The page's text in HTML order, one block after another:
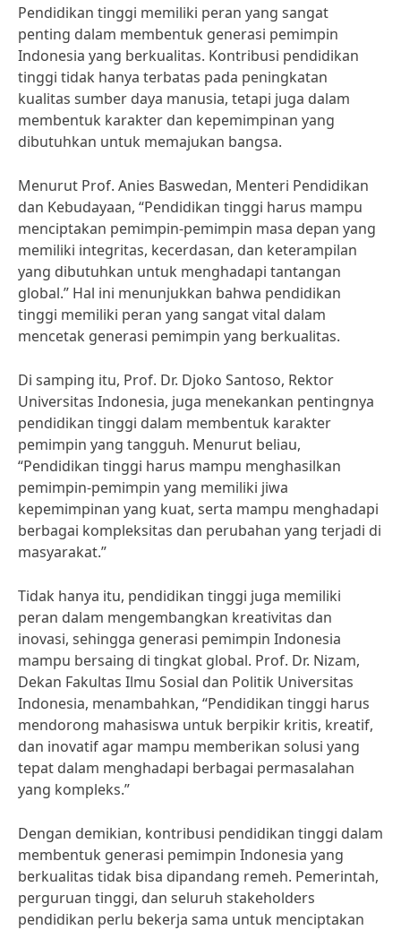
Pendidikan tinggi memiliki peran yang sangat
penting dalam membentuk generasi pemimpin
Indonesia yang berkualitas. Kontribusi pendidikan
tinggi tidak hanya terbatas pada peningkatan
kualitas sumber daya manusia, tetapi juga dalam
membentuk karakter dan kepemimpinan yang
dibutuhkan untuk memajukan bangsa.
Menurut Prof. Anies Baswedan, Menteri Pendidikan
dan Kebudayaan, “Pendidikan tinggi harus mampu
menciptakan pemimpin-pemimpin masa depan yang
memiliki integritas, kecerdasan, dan keterampilan
yang dibutuhkan untuk menghadapi tantangan
global.” Hal ini menunjukkan bahwa pendidikan
tinggi memiliki peran yang sangat vital dalam
mencetak generasi pemimpin yang berkualitas.
Di samping itu, Prof. Dr. Djoko Santoso, Rektor
Universitas Indonesia, juga menekankan pentingnya
pendidikan tinggi dalam membentuk karakter
pemimpin yang tangguh. Menurut beliau,
“Pendidikan tinggi harus mampu menghasilkan
pemimpin-pemimpin yang memiliki jiwa
kepemimpinan yang kuat, serta mampu menghadapi
berbagai kompleksitas dan perubahan yang terjadi di
masyarakat.”
Tidak hanya itu, pendidikan tinggi juga memiliki
peran dalam mengembangkan kreativitas dan
inovasi, sehingga generasi pemimpin Indonesia
mampu bersaing di tingkat global. Prof. Dr. Nizam,
Dekan Fakultas Ilmu Sosial dan Politik Universitas
Indonesia, menambahkan, “Pendidikan tinggi harus
mendorong mahasiswa untuk berpikir kritis, kreatif,
dan inovatif agar mampu memberikan solusi yang
tepat dalam menghadapi berbagai permasalahan
yang kompleks.”
Dengan demikian, kontribusi pendidikan tinggi dalam
membentuk generasi pemimpin Indonesia yang
berkualitas tidak bisa dipandang remeh. Pemerintah,
perguruan tinggi, dan seluruh stakeholders
pendidikan perlu bekerja sama untuk menciptakan